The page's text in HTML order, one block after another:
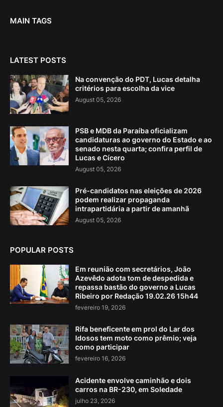
MAIN TAGS
LATEST POSTS
Na convenção do PDT, Lucas detalha
critérios para escolha da vice
August 05, 2026
PSB e MDB da Paraíba oficializam
candidaturas ao governo do Estado e ao
senado nesta quarta; confira perfil de
Lucas e Cícero
August 05, 2026
Pré-candidatos nas eleições de 2026
podem realizar propaganda
intrapartidária a partir de amanhã
August 05, 2026
POPULAR POSTS
Em reunião com secretários, João
Azevêdo adota tom de despedida e
repassa bastão do governo a Lucas
Ribeiro por Redação 19.02.26 15h44
fevereiro 19, 2026
Rifa beneficente em prol do Lar dos
Idosos tem moto como prêmio; veja
como participar
fevereiro 16, 2026
Acidente envolve caminhão e dois
carros na BR-230, em Soledade
julho 23, 2026